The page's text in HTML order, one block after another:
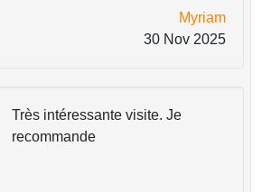
Myriam
30 Nov 2025
Très intéressante visite. Je
recommande